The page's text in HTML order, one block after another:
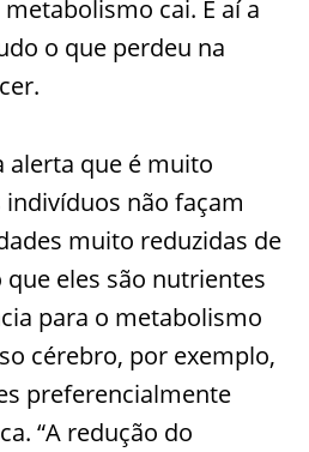
cai. E aí a
o que perdeu na
alerta que é muito
não façam
muito reduzidas de
eles são nutrientes
para o metabolismo
cérebro, por exemplo,
preferencialmente
“A redução do